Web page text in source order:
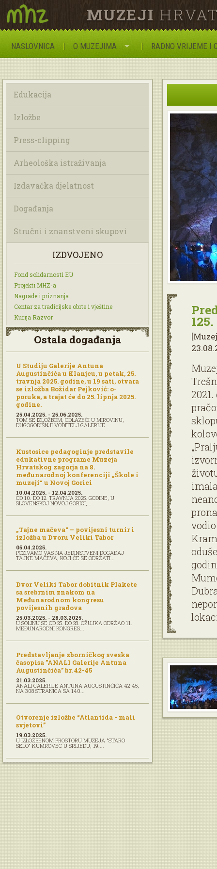
MUZEJI
NASLOVNICA O MUZEJIMA RADNO VRIJEME I
Edukacija
Izložbe
Press-clipping
Arheološka istraživanja
Izdavačka djelatnost
Događanja
Stručni i znanstveni skupovi
IZDVOJENO
Fond solidarnosti EU
Projekti MHZ-a
Nagrade i priznanja
Centar za tradicijske obrte i vještine
Kurija Razvor
Ostala događanja
U Studiju Galerije Antuna
Augustinčića u Klanjcu, u petak, 25.
travnja 2025. godine, u 19 sati, otvara
se izložba Božidar Pejković: o-
poruka, a trajat će do 25. lipnja 2025.
godine.
25.04.2025. - 25.06.2025.
TOM SE IZLOŽBOM, ODLAZEĆI U MIROVINU,
DUGOGODIŠNJI VODITELJ GALERIJE...
Kustosice pedagoginje predstavile
edukativne programe Muzeja
Hrvatskog zagorja na 8.
međunarodnoj konferenciji „Škole i
muzeji“ u Novoj Gorici
10.04.2025. - 12.04.2025.
OD 10. DO 12. TRAVNJA 2025. GODINE, U
SLOVENSKOJ NOVOJ GORICI,...
„Tajne mačeva“ – povijesni turnir i
izložba u Dvoru Veliki Tabor
05.04.2025.
POZIVAMO VAS NA JEDINSTVENI DOGAĐAJ
TAJNE MAČEVA, KOJI ĆE SE ODRŽATI...
Dvor Veliki Tabor dobitnik Plakete
sa srebrnim znakom na
Međunarodnom kongresu
povijesnih gradova
25.03.2025. - 28.03.2025.
U SOLINU SE OD 25. DO 28. OŽUJKA ODRŽAO 11.
MEĐUNARODNI KONGRES...
Predstavljanje zborničkog sveska
časopisa ”ANALI Galerije Antuna
Augustinčića” br. 42-45
21.03.2025.
ANALI GALERIJE ANTUNA AUGUSTINČIĆA 42-45,
NA 308 STRANICA SA 140...
Otvorenje izložbe “Atlantida - mali
svjetovi”
19.03.2025.
U IZLOŽBENOM PROSTORU MUZEJA "STARO
SELO" KUMROVEC U SRIJEDU, 19....